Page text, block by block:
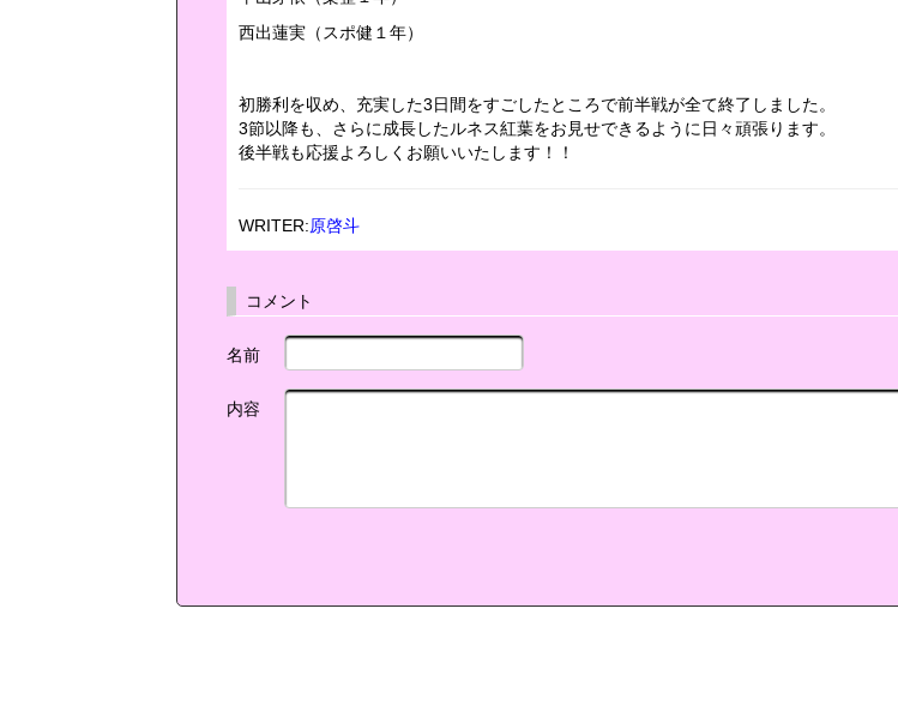
西出蓮実（スポ健１年）
初勝利を収め、充実した3日間をすごしたところで前半戦が全て終了しました。
3節以降も、さらに成長したルネス紅葉をお見せできるように日々頑張ります。
後半戦も応援よろしくお願いいたします！！
WRITER:原啓斗
コメント
名前
内容